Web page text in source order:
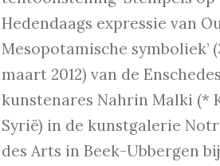
Hedendaags expressie van
Mesopotamische symboliek’
maart 2012) van de
kunstenares Nahrin Malki (*
Syrië) in de kunstgalerie
des Arts in Beek-Ubbergen bij